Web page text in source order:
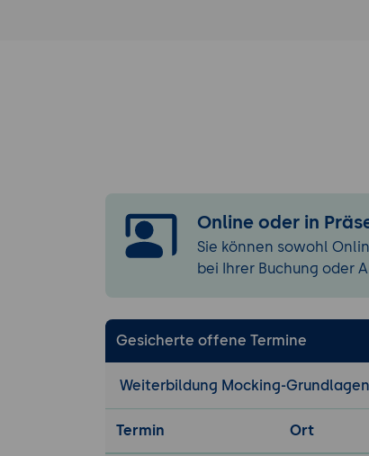
Online oder in
Sie können sowohl
bei Ihrer Buchung oder
Gesicherte offene Termine
Weiterbildung Mocking-Grundlagen
Termin Ort